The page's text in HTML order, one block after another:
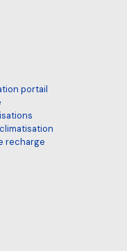
portail
recharge